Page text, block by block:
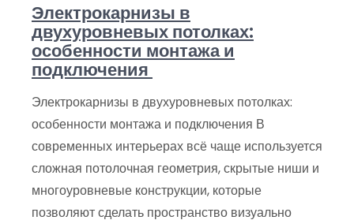
Электрокарнизы в
двухуровневых потолках:
особенности монтажа и
подключения
Электрокарнизы в двухуровневых потолках:
особенности монтажа и подключения В
современных интерьерах всё чаще используется
сложная потолочная геометрия, скрытые ниши и
многоуровневые конструкции, которые
позволяют сделать пространство визуально